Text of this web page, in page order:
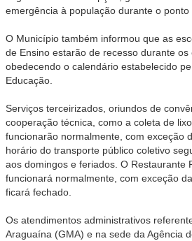
emergência à população durante o ponto
O Município também informou que as
de Ensino estarão de recesso durante os
obedecendo o calendário estabelecido
Educação.
Serviços terceirizados, oriundos de
cooperação técnica, como a coleta de
funcionarão normalmente, com exceção
horário do transporte público coletivo
aos domingos e feriados. O Restaurante
funcionará normalmente, com exceção
ficará fechado.
Os atendimentos administrativos
Araguaína (GMA) e na sede da Agência